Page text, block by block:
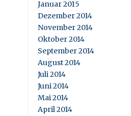
Januar 2015
Dezember 2014
November 2014
Oktober 2014
September 2014
August 2014
Juli 2014
Juni 2014
Mai 2014
April 2014